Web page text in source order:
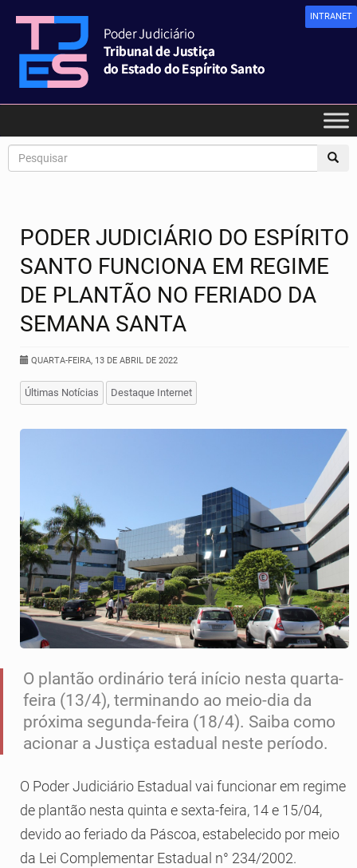
INTRANET
PODER JUDICIÁRIO DO ESPÍRITO
SANTO FUNCIONA EM REGIME
DE PLANTÃO NO FERIADO DA
SEMANA SANTA
QUARTA-FEIRA, 13 DE ABRIL DE 2022
Últimas Notícias Destaque Internet
O plantão ordinário terá início nesta quarta-
feira (13/4), terminando ao meio-dia da
próxima segunda-feira (18/4). Saiba como
acionar a Justiça estadual neste período.
O Poder Judiciário Estadual vai funcionar em regime
de plantão nesta quinta e sexta-feira, 14 e 15/04,
devido ao feriado da Páscoa, estabelecido por meio
da Lei Complementar Estadual n° 234/2002.